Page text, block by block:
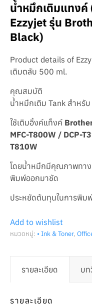
น้ำหมึกเติมแทง
Ezzyjet รุ่น
Black)
Product details of
เติมตลับ 500 ml.
คุณสมบัติ
น้ำหมึกเติม Tank สำหรับ
ใช้เติมอิ้งค์แท็งค์
MFC-T800W / DCP-
T810W
โดยน้ำหมึกมีคุณภาพทาง
พิมพ์ออกมาชัด
ประหยัดต้นทุนในการพิม
Add to wishlist
หมวดหมู่: • Ink & Toner,
รายละเอียด บ
รายละเอียด